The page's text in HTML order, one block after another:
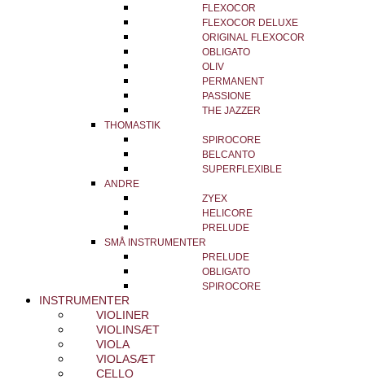
FLEXOCOR
FLEXOCOR DELUXE
ORIGINAL FLEXOCOR
OBLIGATO
OLIV
PERMANENT
PASSIONE
THE JAZZER
THOMASTIK
SPIROCORE
BELCANTO
SUPERFLEXIBLE
ANDRE
ZYEX
HELICORE
PRELUDE
SMÅ INSTRUMENTER
PRELUDE
OBLIGATO
SPIROCORE
INSTRUMENTER
VIOLINER
VIOLINSÆT
VIOLA
VIOLASÆT
CELLO